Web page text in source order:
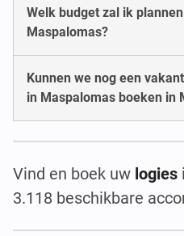
Welk budget zal ik
Maspalomas?
Kunnen we nog een
in Maspalomas boeken in
Vind en boek uw logies
3.118 beschikbare